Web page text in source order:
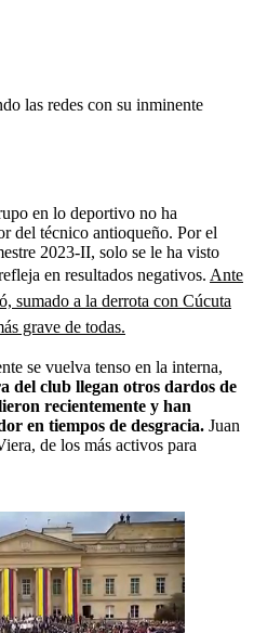
las redes con su inminente
en lo deportivo no ha
del técnico antioqueño. Por el
2023-II, solo se le ha visto
en resultados negativos. Ante
sumado a la derrota con Cúcuta
grave de todas.
se vuelva tenso en la interna,
del club llegan otros dardos de
recientemente y han
en tiempos de desgracia. Juan
de los más activos para